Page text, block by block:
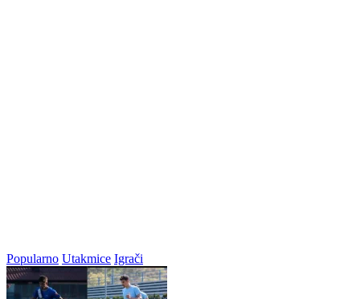
Popularno Utakmice Igrači